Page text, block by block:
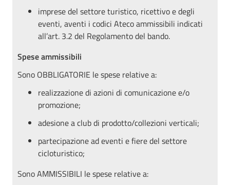
imprese del settore turistico, ricettivoe degli
eventi, aventi i codici Ateco ammissibili indicati
all’art. 3.2 del Regolamento del bando.
Spese ammissibili
Sono OBBLIGATORIE le spese relative a:
realizzazione di azioni di comunicazione e/o
promozione;
adesione a club di prodotto/collezioni verticali;
partecipazione ad eventi e fiere del settore
cicloturistico;
Sono AMMISSIBILI le spese relative a: